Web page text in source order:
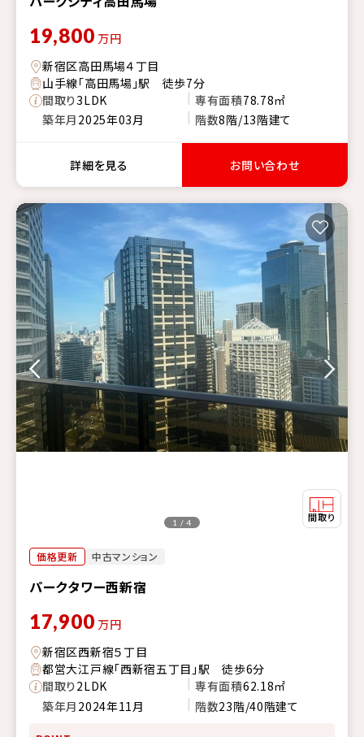
19,800 万円
新宿区高田馬場４丁目
山手線「高田馬場」駅 徒歩7分
間取り3LDK 専有面積78.78㎡
築年月 2025年03月 階数8階/13階建て
詳細を見る お問い合わせ
価格更新 中古マンション
パークタワー西新宿
1 / 4
17,900 万円
新宿区西新宿５丁目
都営大江戸線「西新宿五丁目」駅 徒歩6分
間取り2LDK 専有面積62.18㎡
築年月 2024年11月 階数23階/40階建て